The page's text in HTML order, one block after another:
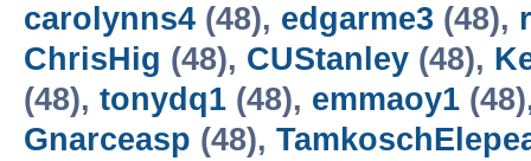
carolynns4 (48), edgarme3 (48),
ChrisHig (48), CUStanley (48),
(48), tonydq1 (48), emmaoy1
Gnarceasp (48),